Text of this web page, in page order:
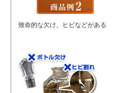
致命的な欠け、ヒビなどがある